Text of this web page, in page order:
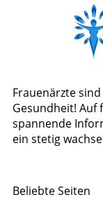
Frauenärzte
Gesundheit! Auf
spannende
ein stetig
Beliebte Seiten